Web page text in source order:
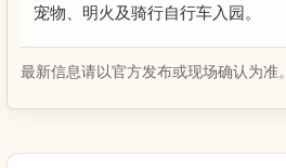
宠物、明火及骑行自行车入园。
最新信息请以官方发布或现场确认为准。